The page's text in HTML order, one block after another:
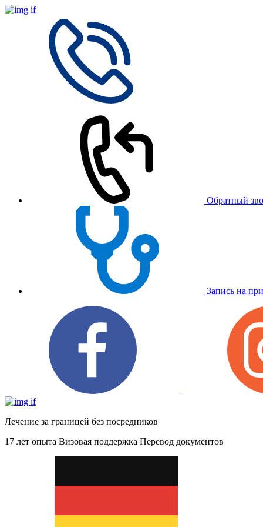
Обратный
Запись на
Лечение за границей без посредников
17 лет опыта Визовая поддержка Перевод документов